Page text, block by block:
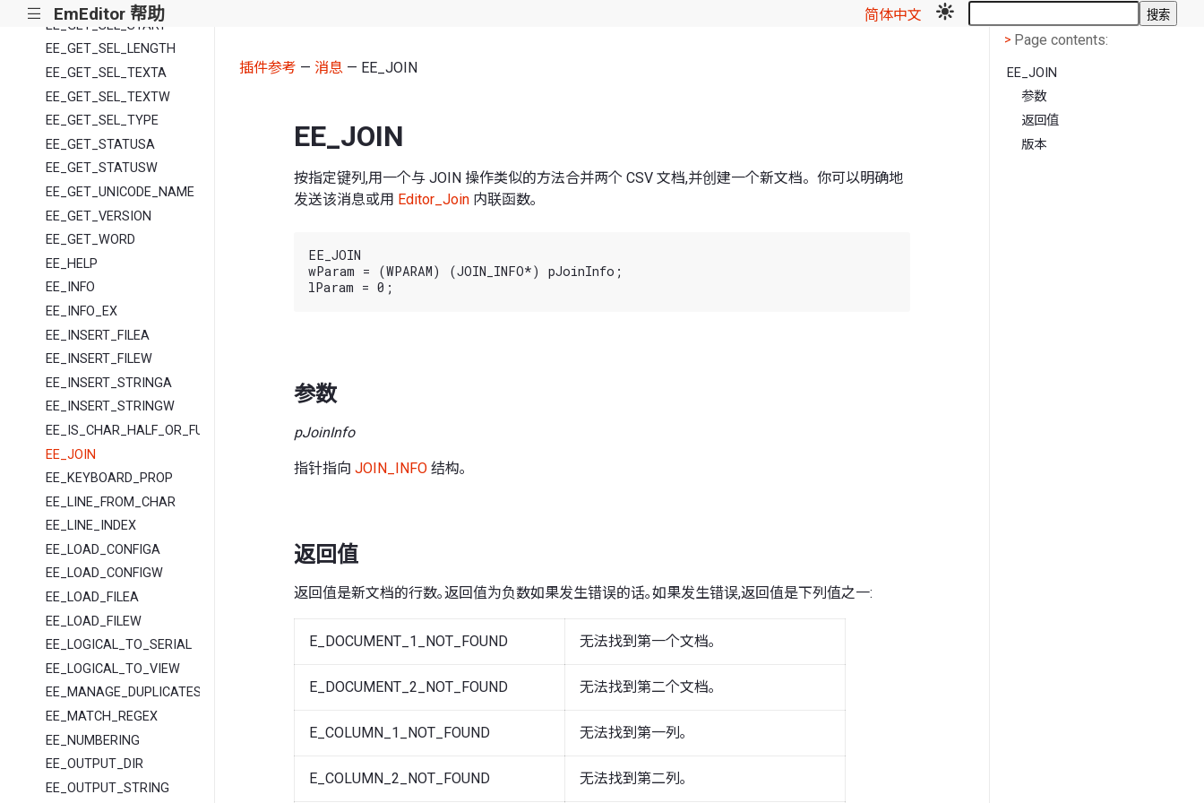
||| EmEditor 帮助 简体中文 搜索
EE_GET_SEL_START
EE_GET_SEL_LENGTH
EE_GET_SEL_TEXTA
EE_GET_SEL_TEXTW
EE_GET_SEL_TYPE
EE_GET_STATUSA
EE_GET_STATUSW
EE_GET_UNICODE_NAME
EE_GET_VERSION
EE_GET_WORD
EE_HELP
EE_INFO
EE_INFO_EX
EE_INSERT_FILEA
EE_INSERT_FILEW
EE_INSERT_STRINGA
EE_INSERT_STRINGW
EE_IS_CHAR_HALF_OR_FULL
EE_JOIN
EE_KEYBOARD_PROP
EE_LINE_FROM_CHAR
EE_LINE_INDEX
EE_LOAD_CONFIGA
EE_LOAD_CONFIGW
EE_LOAD_FILEA
EE_LOAD_FILEW
EE_LOGICAL_TO_SERIAL
EE_LOGICAL_TO_VIEW
EE_MANAGE_DUPLICATES
EE_MATCH_REGEX
EE_NUMBERING
EE_OUTPUT_DIR
EE_OUTPUT_STRING
插件参考 — 消息— EE_JOIN
EE_JOIN
按指定键列,用一个与 JOIN 操作类似的方法合并两个 CSV 文档,并创建一个新文档。你可以明确地
发送该消息或用 Editor_Join 内联函数｡
EE_JOIN
wParam = (WPARAM) (JOIN_INFO*) pJoinInfo;
参数
pJoinInfo
指针指向 JOIN_INFO 结构｡
返回值
返回值是新文档的行数｡返回值为负数如果发生错误的话｡如果发生错误,返回值是下列值之一:
E_DOCUMENT_1_NOT_FOUND 无法找到第一个文档｡
E_DOCUMENT_2_NOT_FOUND 无法找到第二个文档｡
E_COLUMN_1_NOT_FOUND 无法找到第一列｡
E_COLUMN_2_NOT_FOUND 无法找到第二列｡
< Page contents
> Page contents:
EE_JOIN
参数
返回值
版本